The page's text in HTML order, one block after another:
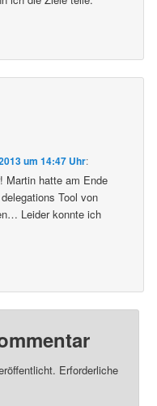
um 14:47 Uhr:
Martin hatte am Ende
Tool von
Leider konnte ich
Erforderliche